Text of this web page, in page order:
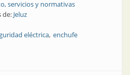
servicios y normativas
de: Jeluz
eléctrica enchufe